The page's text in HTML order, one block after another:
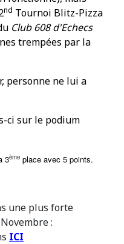
nd Tournoi Blitz-Pizza
Club 608 d'Echecs
trempées par la
, personne ne lui a
ci sur le podium
3ème place avec 5 points.
une plus forte
:
ICI